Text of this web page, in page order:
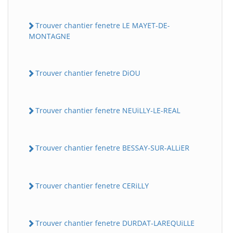
Trouver chantier fenetre LE MAYET-DE-
MONTAGNE
Trouver chantier fenetre DiOU
Trouver chantier fenetre NEUiLLY-LE-REAL
Trouver chantier fenetre BESSAY-SUR-ALLiER
Trouver chantier fenetre CERiLLY
Trouver chantier fenetre DURDAT-LAREQUiLLE